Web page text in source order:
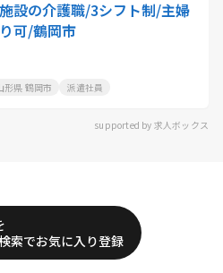
設の介護職/3シフト制/主婦
可/鶴岡市
形県 鶴岡市 派遣社員
supported by 求人ボックス
索でお気に入り登録